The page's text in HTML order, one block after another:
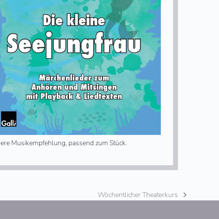
Musikempfehlung, passend zum Stück.
Nächster
Wöchentlicher Theaterkurs